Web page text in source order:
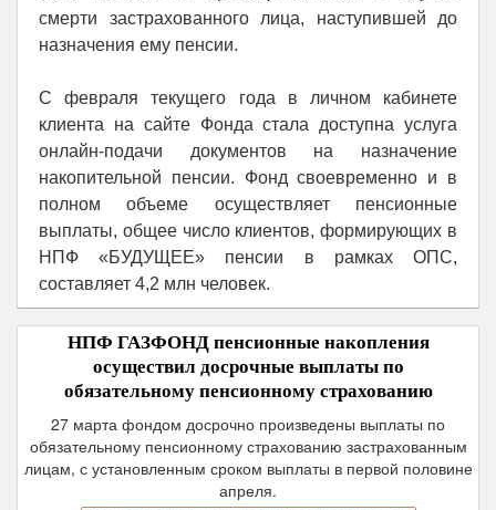
смерти застрахованного лица, наступившей до
назначения ему пенсии.
С февраля текущего года в личном кабинете
клиента на сайте Фонда стала доступна услуга
онлайн-подачи документов на назначение
накопительной пенсии. Фонд своевременно и в
полном объеме осуществляет пенсионные
выплаты, общее число клиентов, формирующих в
НПФ «БУДУЩЕЕ» пенсии в рамках ОПС,
составляет 4,2 млн человек.
НПФ ГАЗФОНД пенсионные накопления
осуществил досрочные выплаты по
обязательному пенсионному страхованию
27 марта фондом досрочно произведены выплаты по
обязательному пенсионному страхованию застрахованным
лицам, с установленным сроком выплаты в первой половине
апреля.